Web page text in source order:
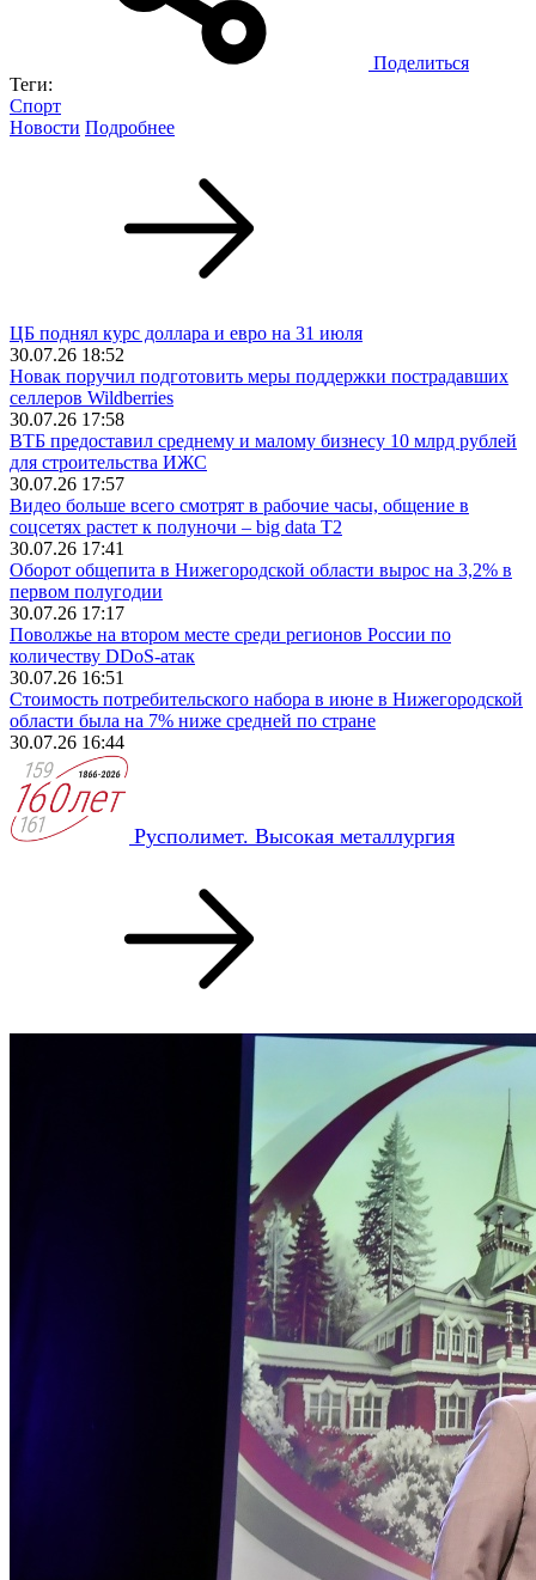
Поделиться
Теги:
Спорт
Новости Подробнее
ЦБ поднял курс доллара и евро на 31 июля
30.07.26 18:52
Новак поручил подготовить меры поддержки пострадавших
селлеров Wildberries
30.07.26 17:58
ВТБ предоставил среднему и малому бизнесу 10 млрд рублей
для строительства ИЖС
30.07.26 17:57
Видео больше всего смотрят в рабочие часы, общение в
соцсетях растет к полуночи – big data T2
30.07.26 17:41
Оборот общепита в Нижегородской области вырос на 3,2% в
первом полугодии
30.07.26 17:17
Поволжье на втором месте среди регионов России по
количеству DDoS-атак
30.07.26 16:51
Стоимость потребительского набора в июне в Нижегородской
области была на 7% ниже средней по стране
30.07.26 16:44
Русполимет. Высокая металлургия